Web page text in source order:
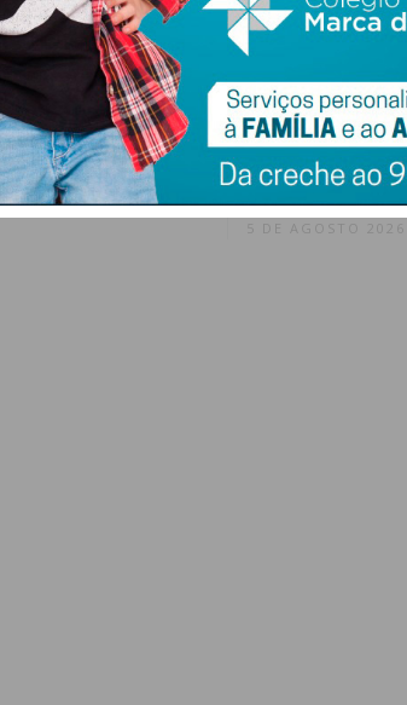
Rota do Românico
investe na
salvaguarda do
património das
igrejas
5 DE AGOSTO 2026
“Dos 8 aos 80”:
de Ferreira
pontes
intergeracionais
com jogos
tradicionais e
piquenique
comunitário
5 DE AGOSTO 2026